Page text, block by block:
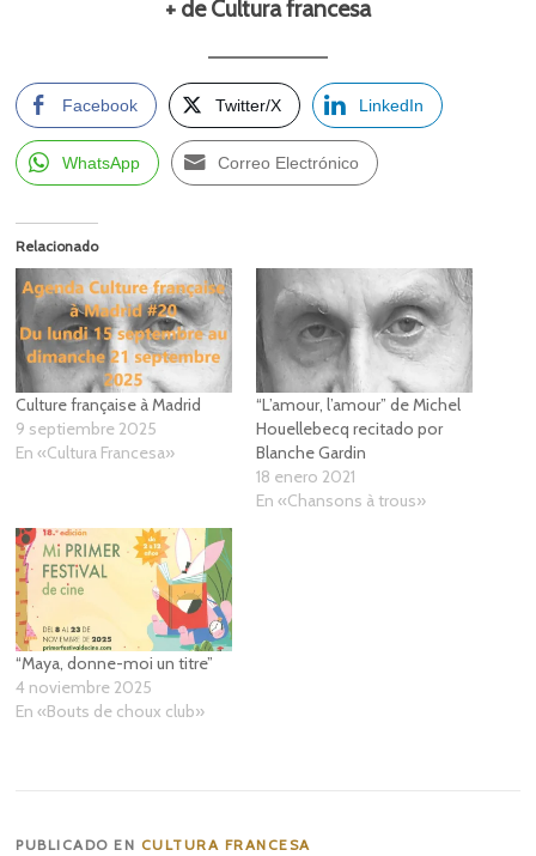
+ de Cultura francesa
Facebook Twitter/X LinkedIn
WhatsApp Correo Electrónico
Relacionado
Culture française à Madrid
9 septiembre 2025
En «Cultura Francesa»
“L’amour, l’amour” de Michel
Houellebecq recitado por
Blanche Gardin
18 enero 2021
En «Chansons à trous»
“Maya, donne-moi un titre”
4 noviembre 2025
En «Bouts de choux club»
PUBLICADO EN CULTURA FRANCESA